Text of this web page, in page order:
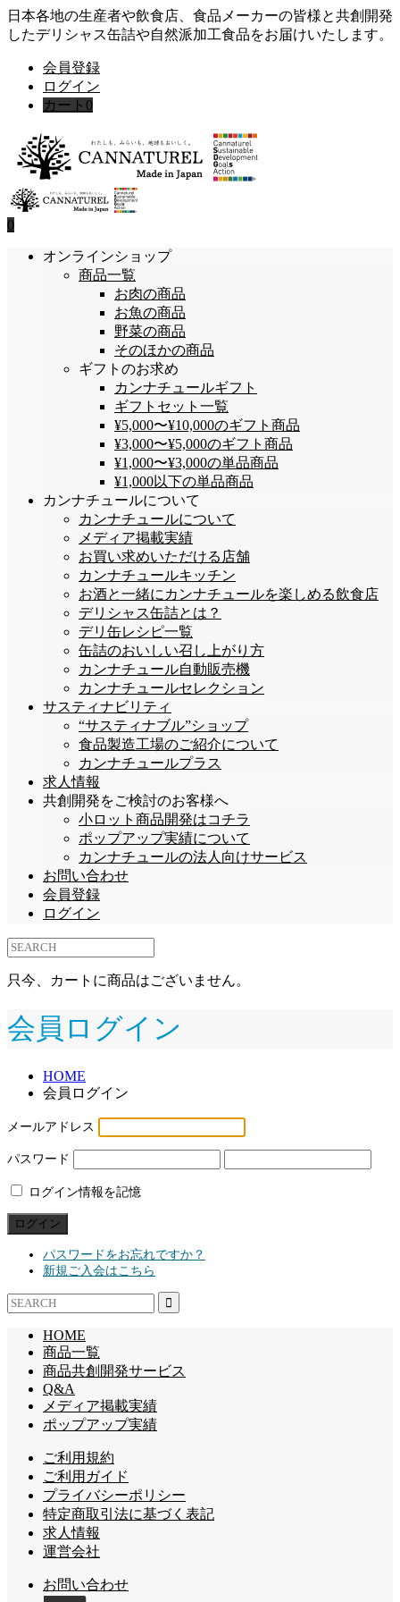
日本各地の生産者や飲食店、食品メーカーの皆様と共創開発
したデリシャス缶詰や自然派加工食品をお届けいたします。
会員登録
ログイン
カート 0
0
オンラインショップ
商品一覧
お肉の商品
お魚の商品
野菜の商品
そのほかの商品
ギフトのお求め
カンナチュールギフト
ギフトセット一覧
¥5,000〜¥10,000のギフト商品
¥3,000〜¥5,000のギフト商品
¥1,000〜¥3,000の単品商品
¥1,000以下の単品商品
カンナチュールについて
カンナチュールについて
メディア掲載実績
お買い求めいただける店舗
カンナチュールキッチン
お酒と一緒にカンナチュールを楽しめる飲食店
デリシャス缶詰とは？
デリ缶レシピ一覧
缶詰のおいしい召し上がり方
カンナチュール自動販売機
カンナチュールセレクション
サスティナビリティ
“サスティナブル”ショップ
食品製造工場のご紹介について
カンナチュールプラス
求人情報
共創開発をご検討のお客様へ
小ロット商品開発はコチラ
ポップアップ実績について
カンナチュールの法人向けサービス
お問い合わせ
会員登録
ログイン
只今、カートに商品はございません。
会員ログイン
HOME
会員ログイン
メールアドレス
パスワード
ログイン情報を記憶
パスワードをお忘れですか？
新規ご入会はこちら
HOME
商品一覧
商品共創開発サービス
Q&A
メディア掲載実績
ポップアップ実績
ご利用規約
ご利用ガイド
プライバシーポリシー
特定商取引法に基づく表記
求人情報
運営会社
お問い合わせ